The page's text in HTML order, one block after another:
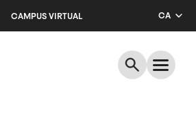
CAMPUS VIRTUAL
CA
ES